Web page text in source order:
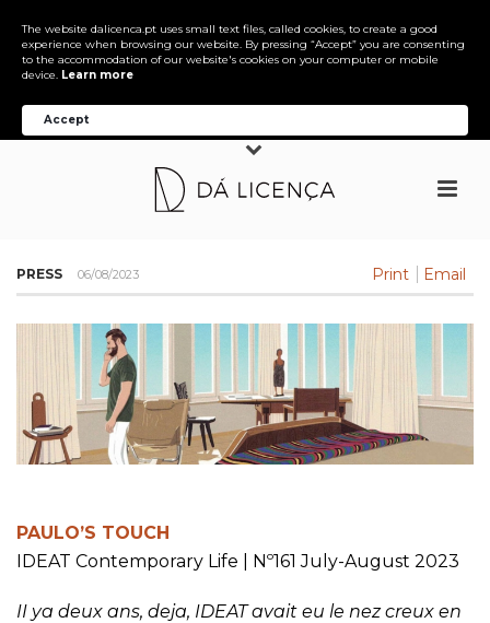
Print Email
PRESS 06/08/2023
PAULO’S TOUCH
IDEAT Contemporary Life | Nº161 July-August 2023
II ya deux ans, deja, IDEAT avait eu le nez creux en
The website dalicenca.pt uses small text files, called cookies, to create a good
experience when browsing our website. By pressing “Accept” you are consenting
to the accommodation of our website's cookies on your computer or mobile
device. Learn more
Accept